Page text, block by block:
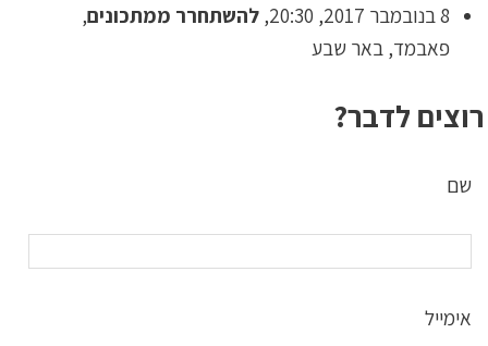
8 בנובמבר 2017, 20:30,
להשתחרר ממתכונים,
פאבמד, באר שבע
רוצים לדבר?
שם
אימייל